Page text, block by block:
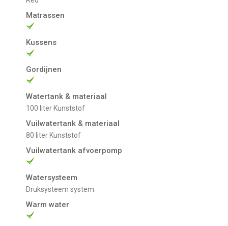
Matrassen
Kussens
Gordijnen
Watertank & materiaal
100 liter Kunststof
Vuilwatertank & materiaal
80 liter Kunststof
Vuilwatertank afvoerpomp
Watersysteem
Druksysteem system
Warm water